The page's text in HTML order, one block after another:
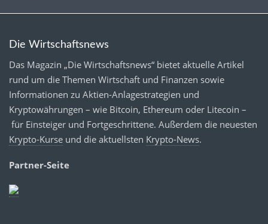
Die Wirtschaftsnews
Das Magazin „Die Wirtschaftsnews“ bietet aktuelle Artikel
rund um die Themen Wirtschaft und Finanzen sowie
Informationen zu Aktien-Anlagestrategien und
Kryptowährungen – wie Bitcoin, Ethereum oder Litecoin –
für Einsteiger und Fortgeschrittene. Außerdem die neuesten
Krypto-Kurse und die aktuellsten Krypto-News.
Partner-Seite